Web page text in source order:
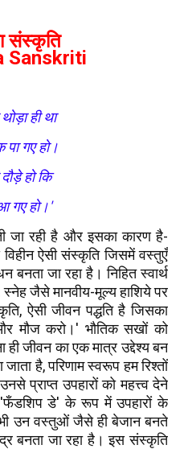
संस्कृति
Sanskriti
ही था
गए हो।
हो कि
गए हो।'
जा रही है और इसका कारण है-
ऐसी संस्कृति जिसमें वस्तुएँ
बनता जा रहा है। निहित स्वार्थ
जैसे मानवीय-मूल्य हाशिये पर
ऐसी जीवन पद्धति है जिसका
मौज करो।' भौतिक सखों को
जीवन का एक मात्र उद्देश्य बन
है, परिणाम स्वरूप हम रिश्तों
प्राप्त उपहारों को महत्त्व देने
डे' के रूप में उपहारों के
उन वस्तुओं जैसे ही बेजान बनते
बनता जा रहा है। इस संस्कृति